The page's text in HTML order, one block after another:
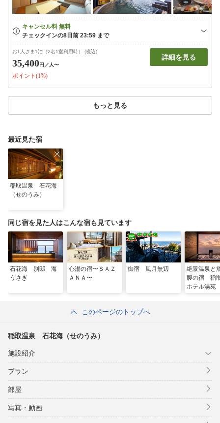
お1人さま1泊（2名1室利用時） (税込)
35,400円 ／人〜
ポイント(1%)
詳細を見る
もっと見る
最近見た宿
稲取温泉 石花海
（せのうみ）
同じ宿を見た人はこんな宿も見ています
石花海 別邸 海
うさぎ
心湯の宿〜ＳＡＺ
ＡＮＡ〜
御宿 風月無辺
絶景温泉と
腹の宿 稲
ホテル湯苑
このページのトップへ
稲取温泉 石花海（せのうみ）
施設紹介
プラン
部屋
写真・動画